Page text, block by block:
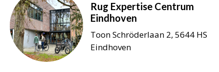
Rug Expertise Centrum
Eindhoven
Toon Schröderlaan 2, 5644 HS
Eindhoven